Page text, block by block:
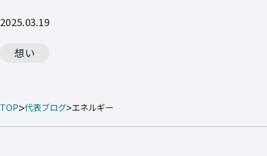
2025.03.19
想い
TOP 代表ブログ エネルギー